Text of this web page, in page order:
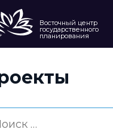
Восточный центр
государственного
планирования